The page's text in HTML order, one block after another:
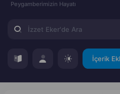
Peygamberimizin Hayatı
İçerik